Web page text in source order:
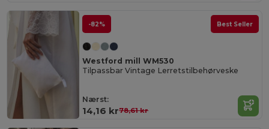
-82% Best Seller
Westford mill WM530
Tilpassbar Vintage Lerretstilbehørveske
Nærst:
14,16 kr78,61 kr